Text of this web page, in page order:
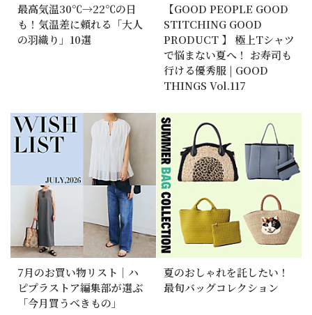
最高気温30℃→22℃の日
も！気温差に頼れる「大人
の羽織り」10選
【GOOD PEOPLE GOOD
STITCHING GOOD
PRODUCT 】 極上Tシャツ
で悩まない夏へ！ お寿司も
行ける優秀服 | GOOD
THINGS Vol.117
7月のお買い物リスト｜ハ
ピプラストア編集部が選ぶ
「今月買うべきもの」
夏のおしゃれを託したい！
最旬バッグコレクション